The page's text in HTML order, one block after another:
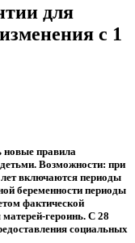
для
с 1
новые правила
Возможности: при
лет включаются периоды
беременности периоды
фактической
героинь. С 28
социальных